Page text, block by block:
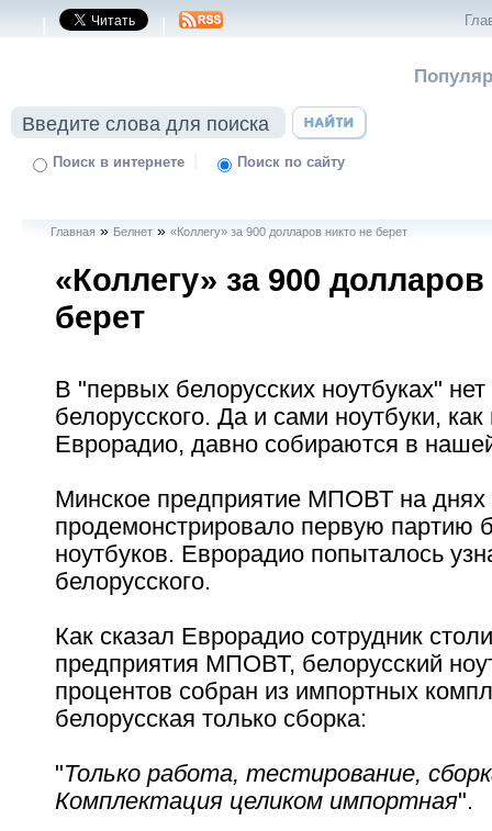
| |
Поиск в интернете | Поиск по сайту
Главная » Белнет »«Коллегу» за 900 долларов никто не берет
«Коллегу» за 900
берет
В "первых белорусских ноутбуках" нет
белорусского. Да и сами ноутбуки,
Еврорадио, давно собираются в
Минское предприятие МПОВТ на днях
продемонстрировало первую партию
ноутбуков. Еврорадио попыталось
белорусского.
Как сказал Еврорадио сотрудник
предприятия МПОВТ, белорусский
процентов собран из импортных
белорусская только сборка:
"Только работа, тестирование,
Комплектация целиком импортная".